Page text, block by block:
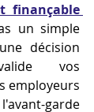
finançable
un simple
décision
vos
employeurs
garde